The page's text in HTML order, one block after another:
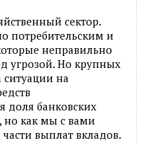
сектор.
потребительским и
неправильно
угрозой. Но крупных
на
доля банковских
но как мы с вами
выплат вкладов.